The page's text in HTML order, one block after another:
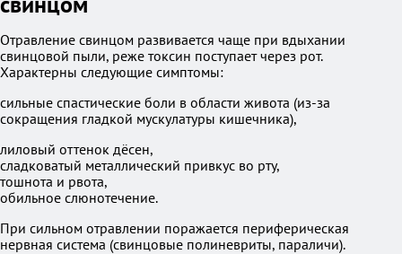
Отравление свинцом развивается чаще при вдыхании
свинцовой пыли, реже токсин поступает через рот.
Характерны следующие симптомы:
сильные спастические боли в области живота (из-за
сокращения гладкой мускулатуры кишечника),
лиловый оттенок дёсен,
сладковатый металлический привкус во рту,
тошнота и рвота,
обильное слюнотечение.
При сильном отравлении поражается периферическая
нервная система (свинцовые полиневриты, параличи).